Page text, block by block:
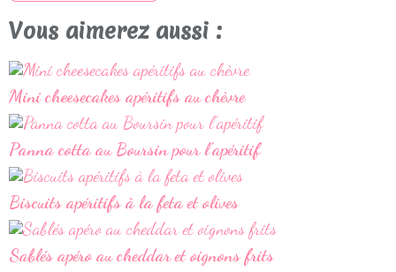
Vous aimerez aussi :
Mini cheesecakes apéritifs au chèvre
Panna cotta au Boursin pour l'apéritif
Biscuits apéritifs à la feta et olives
Sablés apéro au cheddar et oignons frits